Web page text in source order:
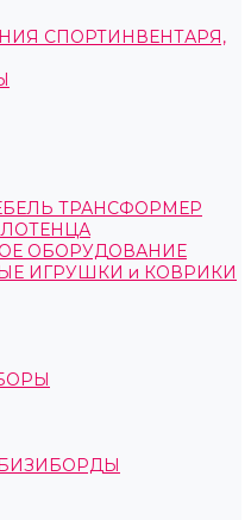
СПОРТИНВЕНТАРЯ,
ТРАНСФОРМЕР
ОБОРУДОВАНИЕ
ИГРУШКИ и КОВРИКИ